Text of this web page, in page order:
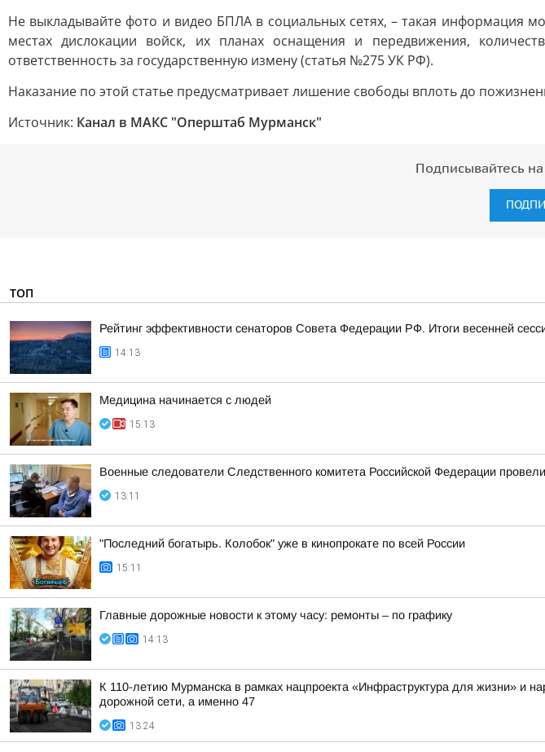
Не выкладывайте фото и видео БПЛА в социальных сетях, – такая информация
местах дислокации войск, их планах оснащения и передвижения,
ответственность за государственную измену (статья №275 УК РФ).
Наказание по этой статье предусматривает лишение свободы вплоть до
Источник: Канал в МАКС "Оперштаб Мурманск"
Подписывайтесь
ТОП
Рейтинг эффективности сенаторов Совета Федерации РФ. Итоги весенней
14:13
Медицина начинается с людей
15:13
Военные следователи Следственного комитета Российской Федерации
13:11
"Последний богатырь. Колобок" уже в кинопрокате по всей России
15:11
Главные дорожные новости к этому часу: ремонты – по графику
14:13
К 110-летию Мурманска в рамках нацпроекта «Инфраструктура для жизни» и
дорожной сети, а именно 47
13:24